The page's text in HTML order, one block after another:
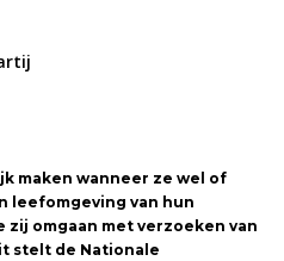
maken wanneer ze wel of
leefomgeving van hun
zij omgaan met verzoeken van
stelt de Nationale